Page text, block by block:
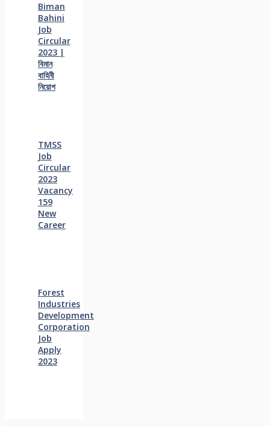
Biman
Bahini
Job
Circular
2023 |
বিমান
বাহিনী
নিয়োগ
TMSS
Job
Circular
2023
Vacancy
159
New
Career
Forest
Industries
Development
Corporation
Job
Apply
2023